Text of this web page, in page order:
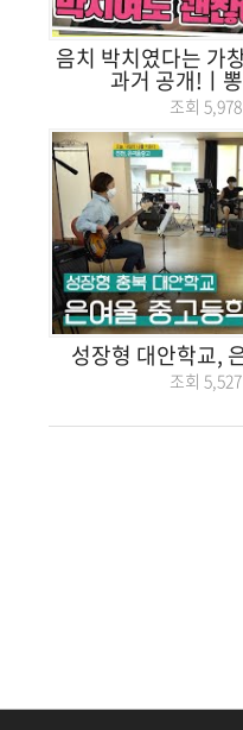
음치 박치였다는 가
과거 공개!ㅣ
조회 5,978
성장형 대안학교,
조회 5,527